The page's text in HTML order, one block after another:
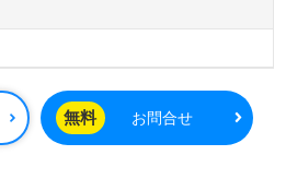
無料 お問合せ